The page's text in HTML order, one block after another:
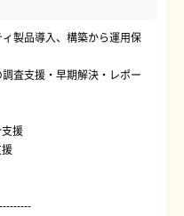
製品導入、構築から運用保
査支援・早期解決・レポー
援
援